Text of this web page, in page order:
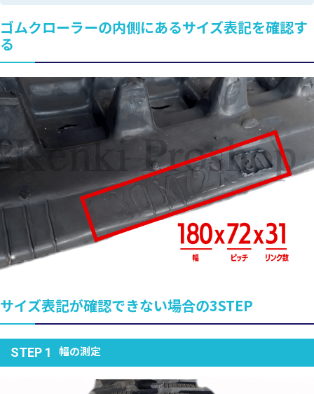
ゴムクローラーの内側にあるサイズ表記を確認す
る
サイズ表記が確認できない場合の3STEP
STEP 1 幅の測定